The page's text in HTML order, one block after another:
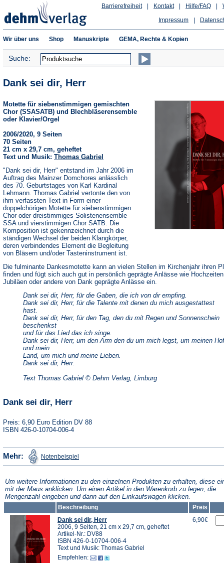
Hilfe/FAQ
Kontakt
Barrierefreiheit
Impressum
Wir über uns Shop Manuskripte GEMA, Rechte & Kopien
Suche:
Dank sei dir, Herr
Motette für siebenstimmigen gemischten
Chor (SSASATB) und Blechbläserensemble
oder Klavier/Orgel
2006/2020, 9 Seiten
70 Seiten
21 cm x 29,7 cm, geheftet
Text und Musik: Thomas Gabriel
"Dank sei dir, Herr" entstand im Jahr 2006 im
Auftrag des Mainzer Domchores anlässlich
des 70. Geburtstages von Karl Kardinal
Lehmann. Thomas Gabriel vertonte den von
ihm verfassten Text in Form einer
doppelchörigen Motette für siebenstimmigen
Chor oder dreistimmiges Solistenensemble
SSA und vierstimmigen Chor SATB. Die
Komposition ist gekennzeichnet durch die
ständigen Wechsel der beiden Klangkörper,
deren verbindendes Element die Begleitung
von Bläsern und/oder Tasteninstrument ist.
Die fulminante Dankesmotette kann an vielen Stellen im Kirchenjahr ihren
finden und fügt sich auch gut in persönlich geprägte Anlässe wie
Jubiläen oder andere von Dank geprägte Anlässe ein.
Dank sei dir, Herr, für die Gaben, die ich von dir empfing.
Dank sei dir, Herr, für die Talente mit denen du mich ausgestattest
hast.
Dank sei dir, Herr, für den Tag, den du mit Regen und Sonnenschein
beschenkst
und für das Lied das ich singe.
Dank sei dir, Herr, um den Arm den du um mich legst, um meinen Hof
und mein
Land, um mich und meine Lieben.
Dank sei dir, Herr.
Text Thomas Gabriel © Dehm Verlag, Limburg
Dank sei dir, Herr
Preis: 6,90 Euro Edition DV 88
ISBN 426-0-10704-006-4
Mehr: Notenbeispiel in
einem
Tab)
Um weitere Informationen zu den einzelnen Produkten zu erhalten, diese
mit der Maus anklicken. Um einen Artikel in den Warenkorb zu legen, die
Mengenzahl eingeben und dann auf den Einkaufswagen klicken.
Beschreibung
Preis
Dank sei dir, Herr
2006, 9 Seiten, 21 cm x 29,7 cm, geheftet
Artikel-Nr.: DV88
ISBN 426-0-10704-006-4
Text und Musik: Thomas Gabriel
Empfehlen:
6,90€